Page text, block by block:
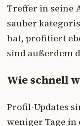
Treffer in seine
sauber
hat, profitiert
sind außerdem
Wie schnell
Profil-Updates
weniger Tage in